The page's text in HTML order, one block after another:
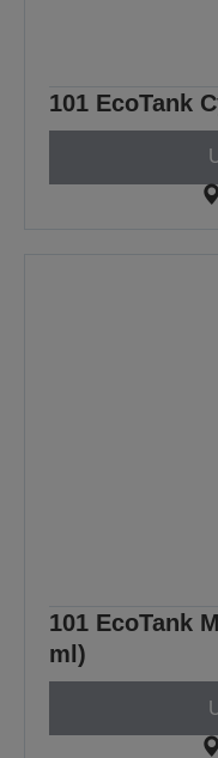
101 EcoTank
101 EcoTank
ml)